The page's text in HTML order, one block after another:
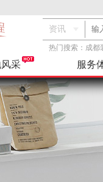
资讯
热门搜索： 成都
采 服务
基装
透明报价